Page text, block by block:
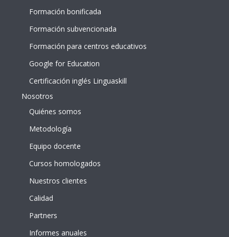
Formación bonificada
Formación subvencionada
Formación para centros educativos
Google for Education
Certificación inglés Linguaskill
Nosotros
Quiénes somos
Metodología
Equipo docente
Cursos homologados
Nuestros clientes
Calidad
Partners
Informes anuales